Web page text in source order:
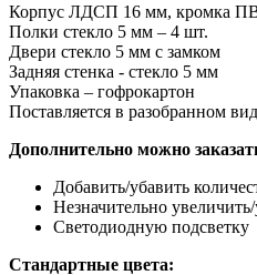
Корпус ЛДСП 16 мм, кромка
Полки стекло 5 мм – 4 шт.
Двери стекло 5 мм с замком
Задняя стенка - стекло 5 мм
Упаковка – гофрокартон
Поставляется в разобранном
Дополнительно можно
Добавить/убавить
Незначительно
Светодиодную подсветку
Стандартные цвета: